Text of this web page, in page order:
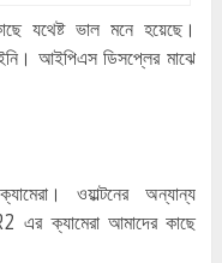
যথেষ্ট ভাল মনে হয়েছে।
আইপিএস ডিসপ্লের মাঝে
ওয়াল্টনের অন্যান্য
ক্যামেরা আমাদের কাছে